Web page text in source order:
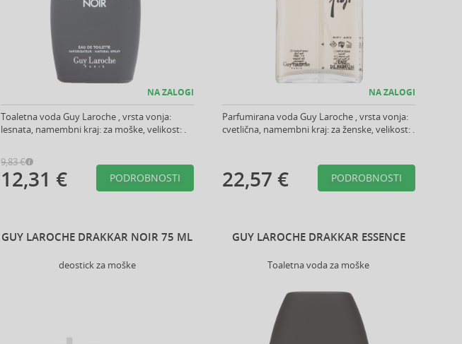
NA ZALOGI
Toaletna voda Guy Laroche , vrsta vonja:
lesnata, namembni kraj: za moške, velikost: .
9,83 €
12,31 € PODROBNOSTI
NA ZALOGI
Parfumirana voda Guy Laroche , vrsta vonja:
cvetlična, namembni kraj: za ženske, velikost: .
22,57 € PODROBNOSTI
GUY LAROCHE DRAKKAR NOIR 75 ML
deostick za moške
GUY LAROCHE DRAKKAR ESSENCE
Toaletna voda za moške